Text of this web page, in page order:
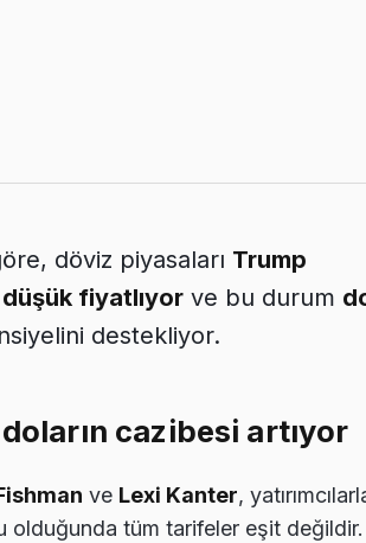
döviz piyasaları Trump
düşük fiyatlıyor ve bu durum
destekliyor.
cazibesi artıyor
ve Lexi Kanter,
olduğunda tüm tarifeler eşit değildir.